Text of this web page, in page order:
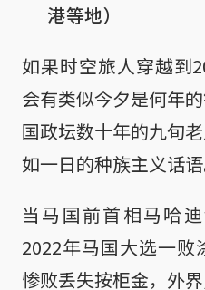
港等地）
如果时空旅人穿越到
会有类似今夕是何年
国政坛数十年的九旬
如一日的种族主义话语
当马国前首相马哈
2022年马国大选一败
惨败丢失按柜金，外